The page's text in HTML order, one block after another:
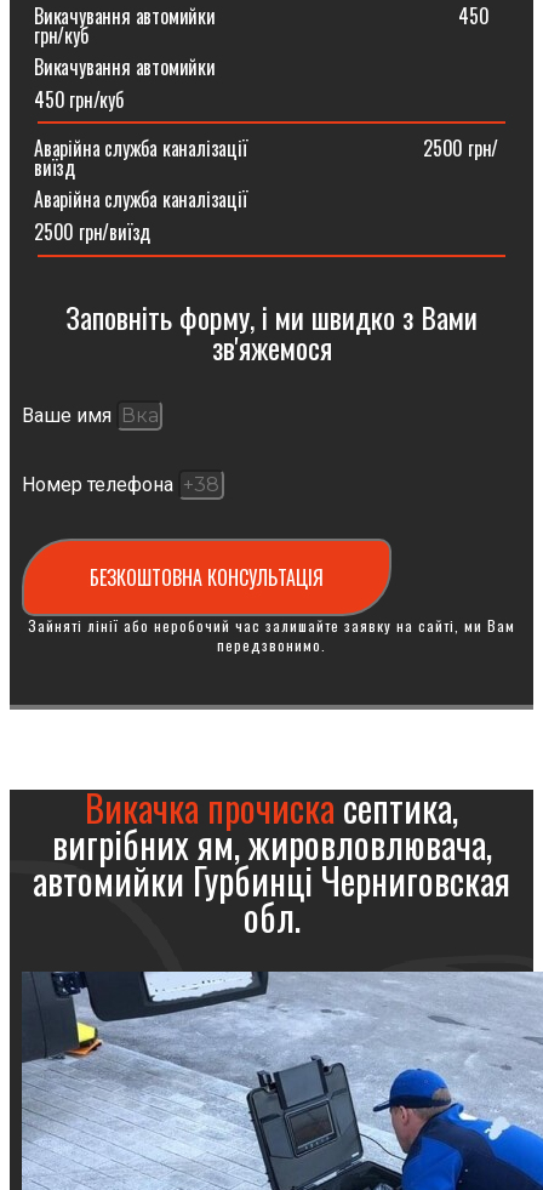
Викачування автомийки⠀⠀⠀⠀⠀⠀⠀⠀⠀⠀⠀⠀⠀⠀⠀⠀⠀450
грн/куб
Викачування автомийки
450 грн/куб
Аварійна служба каналізації ⠀⠀⠀⠀⠀⠀⠀⠀⠀⠀⠀⠀2500 грн/
виїзд
Аварійна служба каналізації
2500 грн/виїзд
Заповніть форму, і ми швидко з Вами
зв'яжемося
Ваше имя
Номер телефона
БЕЗКОШТОВНА КОНСУЛЬТАЦІЯ
Зайняті лінії або неробочий час залишайте заявку на сайті, ми Вам
передзвонимо.
Викачка прочискасептика,
вигрібних ям, жировловлювача,
автомийки Гурбинці Черниговская
обл.